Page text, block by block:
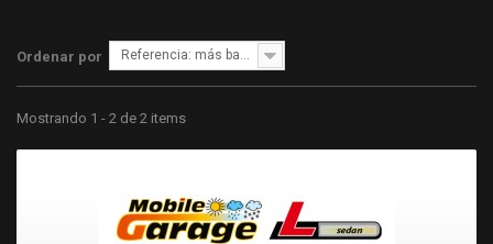
Ordenar por Referencia: más bajo primero
Mostrando 1 - 2 de 2 items